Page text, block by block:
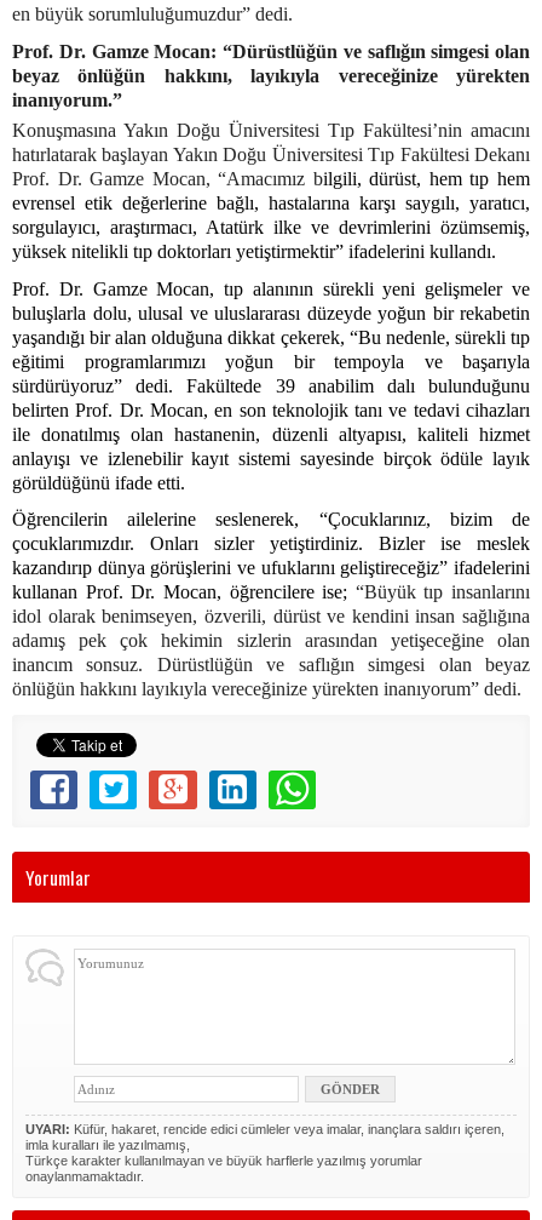
en büyük sorumluluğumuzdur” dedi.
Prof. Dr. Gamze Mocan: “Dürüstlüğün ve saflığın simgesi olan
beyaz önlüğün hakkını, layıkıyla vereceğinize yürekten
inanıyorum.”
Konuşmasına Yakın Doğu Üniversitesi Tıp Fakültesi’nin amacını
hatırlatarak başlayan Yakın Doğu Üniversitesi Tıp Fakültesi Dekanı
Prof. Dr. Gamze Mocan, “Amacımız bilgili, dürüst, hem tıp hem
evrensel etik değerlerine bağlı, hastalarına karşı saygılı, yaratıcı,
sorgulayıcı, araştırmacı, Atatürk ilke ve devrimlerini özümsemiş,
yüksek nitelikli tıp doktorları yetiştirmektir” ifadelerini kullandı.
Prof. Dr. Gamze Mocan, tıp alanının sürekli yeni gelişmeler ve
buluşlarla dolu, ulusal ve uluslararası düzeyde yoğun bir rekabetin
yaşandığı bir alan olduğuna dikkat çekerek, “Bu nedenle, sürekli tıp
eğitimi programlarımızı yoğun bir tempoyla ve başarıyla
sürdürüyoruz” dedi. Fakültede 39 anabilim dalı bulunduğunu
belirten Prof. Dr. Mocan, en son teknolojik tanı ve tedavi cihazları
ile donatılmış olan hastanenin, düzenli altyapısı, kaliteli hizmet
anlayışı ve izlenebilir kayıt sistemi sayesinde birçok ödüle layık
görüldüğünü ifade etti.
Öğrencilerin ailelerine seslenerek, “Çocuklarınız, bizim de
çocuklarımızdır. Onları sizler yetiştirdiniz. Bizler ise meslek
kazandırıp dünya görüşlerini ve ufuklarını geliştireceğiz” ifadelerini
kullanan Prof. Dr. Mocan, öğrencilere ise; “Büyük tıp insanlarını
idol olarak benimseyen, özverili, dürüst ve kendini insan sağlığına
adamış pek çok hekimin sizlerin arasından yetişeceğine olan
inancım sonsuz. Dürüstlüğün ve saflığın simgesi olan beyaz
önlüğün hakkını layıkıyla vereceğinize yürekten inanıyorum” dedi.
Yorumlar
UYARI: Küfür, hakaret, rencide edici cümleler veya imalar, inançlara saldırı içeren,
imla kuralları ile yazılmamış,
Türkçe karakter kullanılmayan ve büyük harflerle yazılmış yorumlar
onaylanmamaktadır.